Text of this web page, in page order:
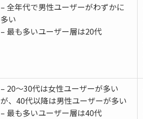
– 全年代で男性ユーザーがわずかに
多い
– 最も多いユーザー層は20代
– 20～30代は女性ユーザーが多い
が、40代以降は男性ユーザーが多い
– 最も多いユーザー層は40代